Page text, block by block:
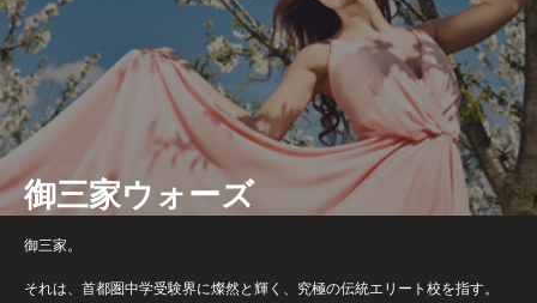
御三家ウォーズ
御三家。
それは、首都圏中学受験界に燦然と輝く、究極の伝統エリート校を指す。